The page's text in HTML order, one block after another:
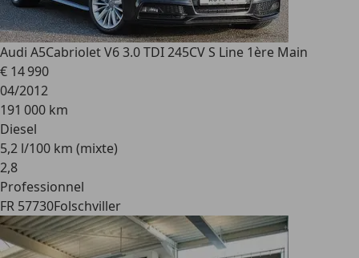
Audi A5Cabriolet V6 3.0 TDI 245CV S Line 1ère Main
€ 14 990
04/2012
191 000 km
Diesel
5,2 l/100 km (mixte)
2,8
Professionnel
FR 57730Folschviller